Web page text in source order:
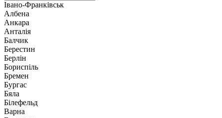
Івано-Франківськ
Албена
Анкара
Анталія
Балчик
Берестин
Берлін
Бориспіль
Бремен
Бургас
Бяла
Білефельд
Варна